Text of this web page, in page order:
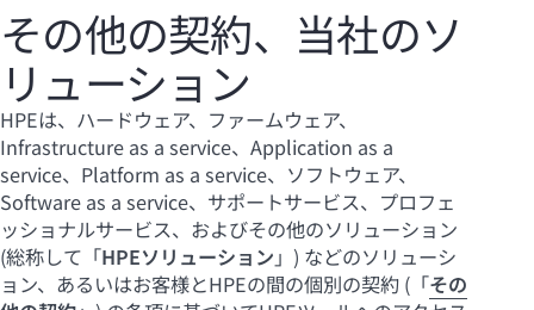
その他の契約、当社のソ
リューション
HPEは、ハードウェア、ファームウェア、
Infrastructure as a service、Application as a
service、Platform as a service、ソフトウェア、
Software as a service、サポートサービス、プロフェ
ッショナルサービス、およびその他のソリューション
(総称して「HPEソリューション 」) などのソリューシ
ョン、あるいはお客様とHPEの間の個別の契約 (「その